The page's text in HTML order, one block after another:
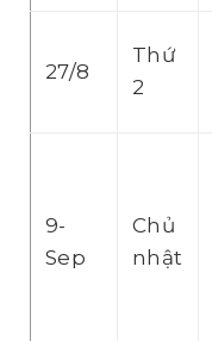
27/8
Thứ
2
9-
Sep
Chủ
nhật